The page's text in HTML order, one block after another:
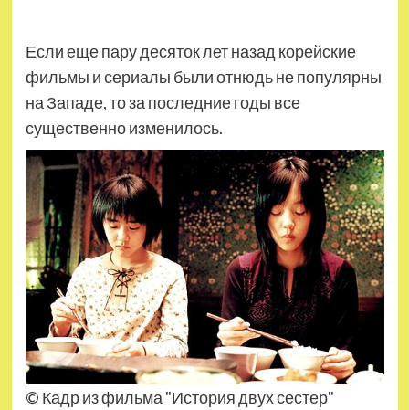
Если еще пару десяток лет назад корейские
фильмы и сериалы были отнюдь не популярны
на Западе, то за последние годы все
существенно изменилось.
© Кадр из фильма "История двух сестер"